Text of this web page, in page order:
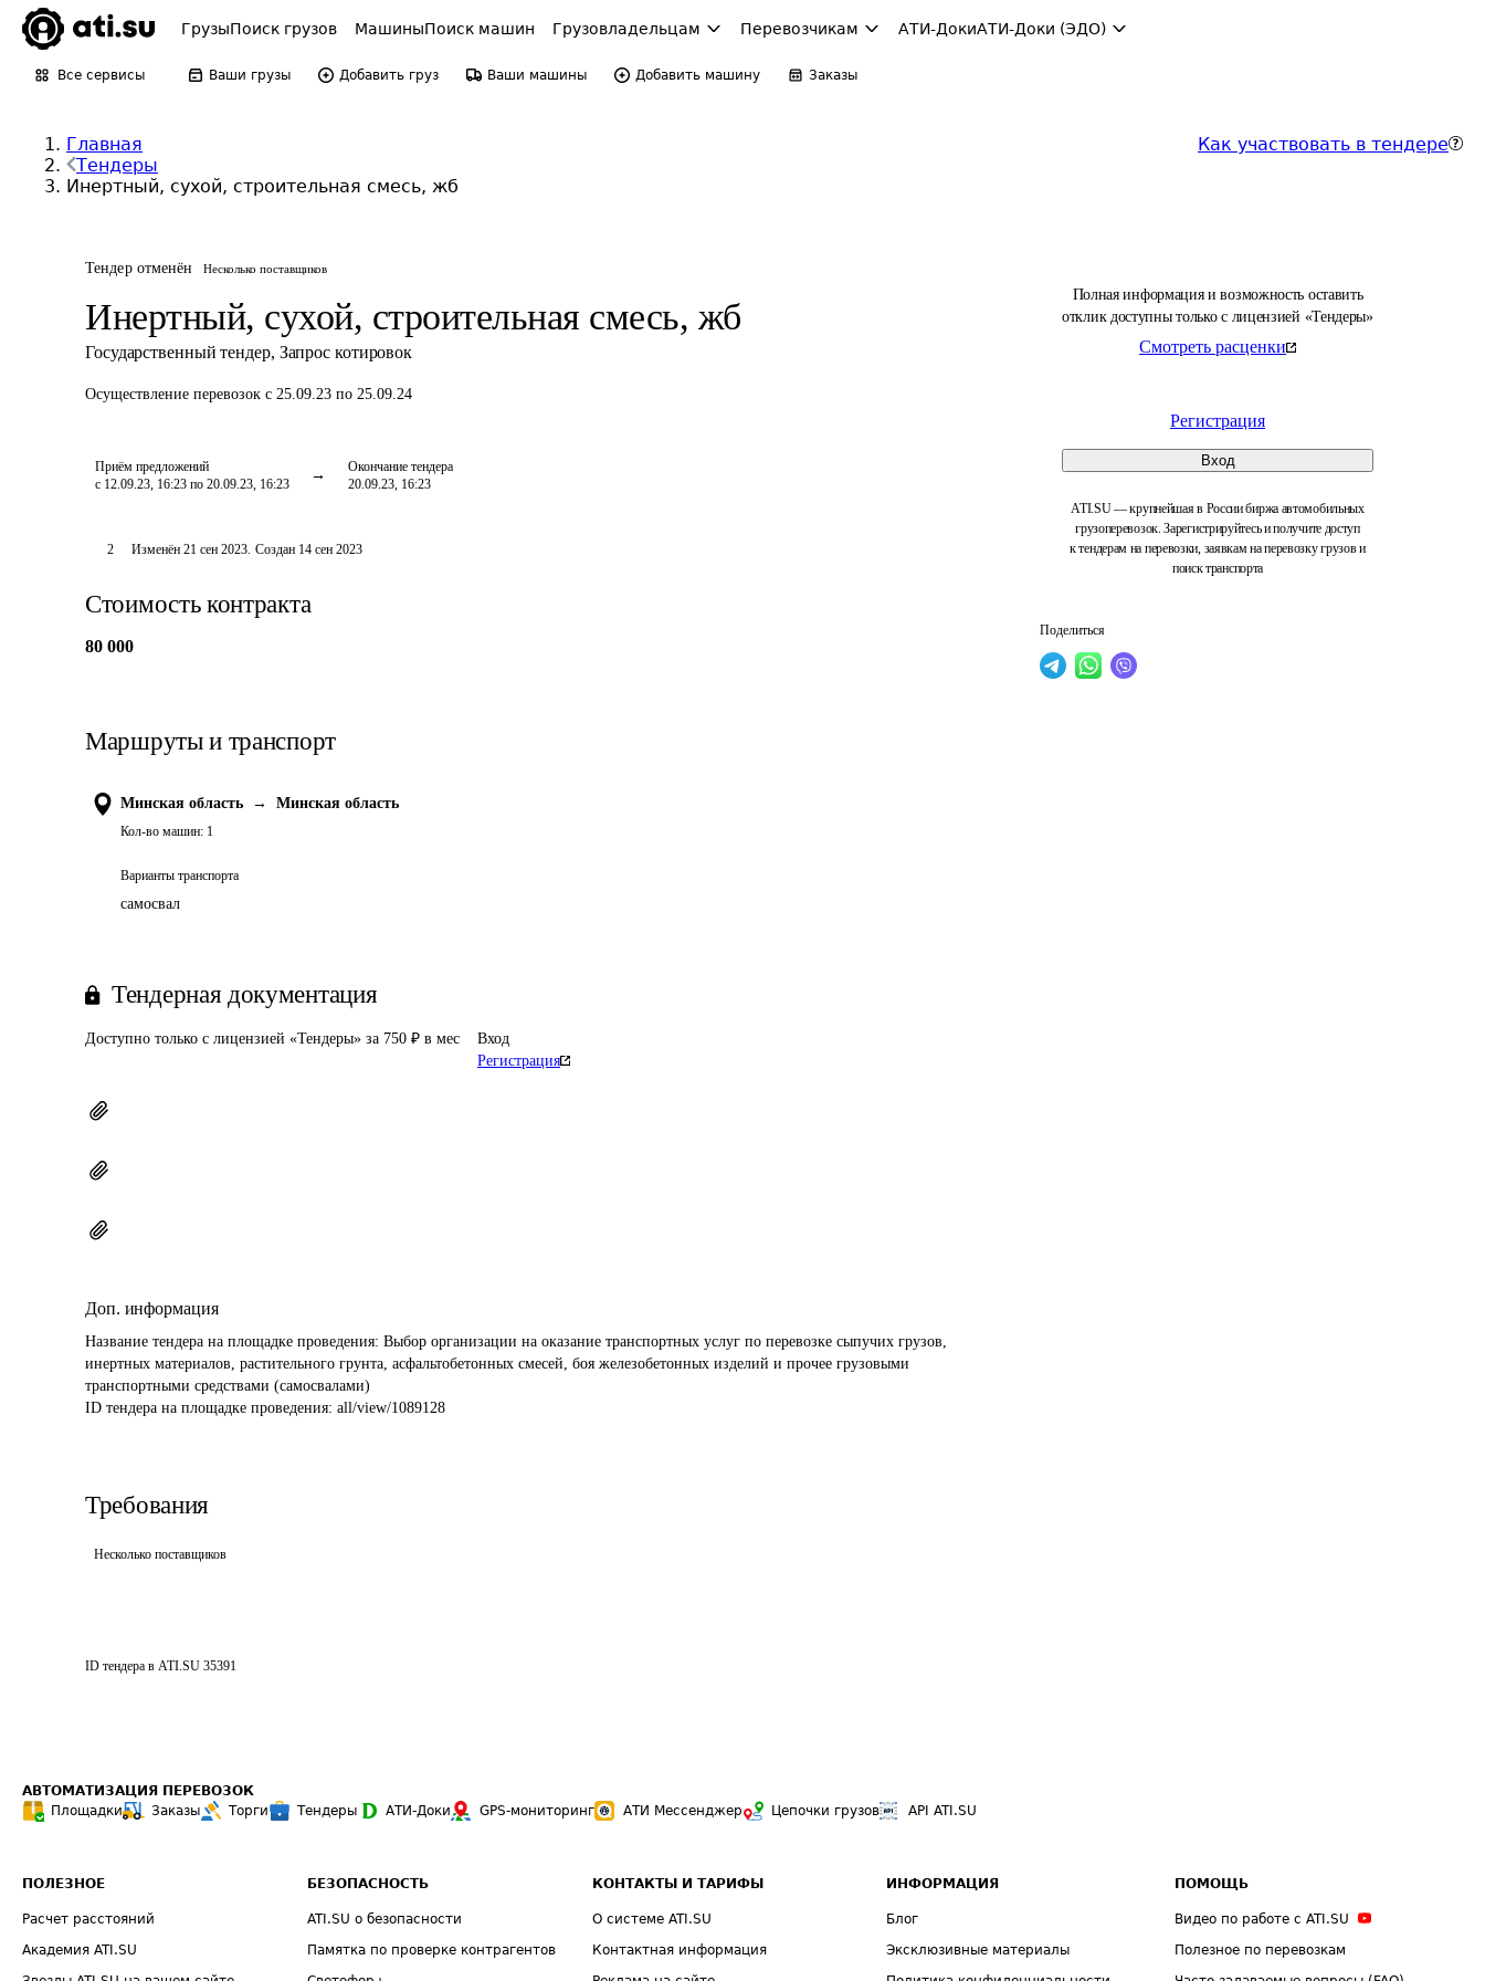
ГрузыПоиск грузов МашиныПоиск машин Грузовладельцам Перевозчикам АТИ-ДокиАТИ-Доки (ЭДО)
Все сервисы Ваши грузы Добавить груз Ваши машины Добавить машину Заказы
Главная
Тендеры
Инертный, сухой, строительная смесь, жб
Как участвовать в тендере
Тендер отменён Несколько поставщиков
Инертный, сухой, строительная смесь, жб
Государственный тендер, Запрос котировок
Осуществление перевозок с 25.09.23 по 25.09.24
Приём предложений
с 12.09.23, 16:23 по 20.09.23, 16:23
Окончание тендера
20.09.23, 16:23
Полная информация и возможность оставить
отклик доступны только с лицензией «Тендеры»
Смотреть расценки
Регистрация
Вход
ATI.SU — крупнейшая в России биржа автомобильных
грузоперевозок. Зарегистрируйтесь и получите доступ
к тендерам на перевозки, заявкам на перевозку грузов и
поиск транспорта
Поделиться
2 Изменён 21 сен 2023. Создан 14 сен 2023
Стоимость контракта
80 000
Маршруты и транспорт
Минская область → Минская область
Кол-во машин: 1
Варианты транспорта
самосвал
Тендерная документация
Доступно только с лицензией «Тендеры» за 750 ₽ в мес
Вход
Регистрация
Доп. информация
Название тендера на площадке проведения: Выбор организации на оказание транспортных услуг по перевозке сыпучих грузов,
инертных материалов, растительного грунта, асфальтобетонных смесей, боя железобетонных изделий и прочее грузовыми
транспортными средствами (самосвалами)
ID тендера на площадке проведения: all/view/1089128
Требования
Несколько поставщиков
ID тендера в ATI.SU 35391
АВТОМАТИЗАЦИЯ ПЕРЕВОЗОК
Площадки
Заказы Торги Тендеры АТИ-Доки GPS-мониторинг АТИ Мессенджер Цепочки грузов API ATI.SU
ПОЛЕЗНОЕ
Расчет расстояний
Академия ATI.SU
БЕЗОПАСНОСТЬ
ATI.SU о безопасности
Памятка по проверке контрагентов
КОНТАКТЫ И ТАРИФЫ
О системе ATI.SU
Контактная информация
ИНФОРМАЦИЯ
Блог
Эксклюзивные материалы
ПОМОЩЬ
Видео по работе с ATI.SU
Полезное по перевозкам